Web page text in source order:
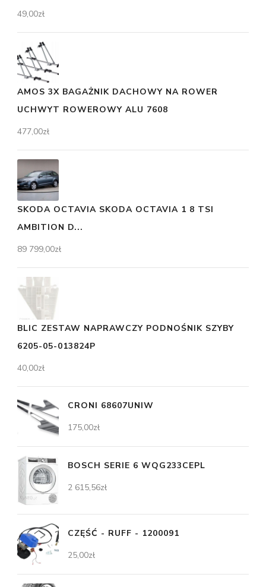
49,00zł
AMOS 3X BAGAŻNIK DACHOWY NA ROWER
UCHWYT ROWEROWY ALU 7608
477,00zł
SKODA OCTAVIA SKODA OCTAVIA 1 8 TSI
AMBITION D...
89 799,00zł
BLIC ZESTAW NAPRAWCZY PODNOŚNIK SZYBY
6205-05-013824P
40,00zł
CRONI 68607UNIW
175,00zł
BOSCH SERIE 6 WQG233CEPL
2 615,56zł
CZĘŚĆ - RUFF - 1200091
25,00zł